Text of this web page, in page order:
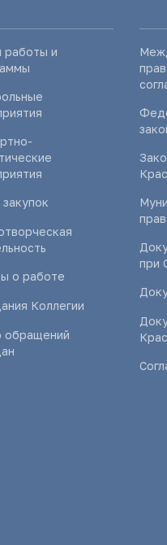
работы и
о работе
Коллегии
обращений
при